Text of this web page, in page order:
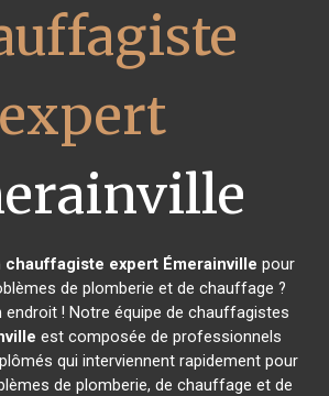
expert
chauffagiste expert Émerainville pour
de plomberie et de chauffage ?
endroit ! Notre équipe de chauffagistes
est composée de professionnels
qui interviennent rapidement pour
de plomberie, de chauffage et de